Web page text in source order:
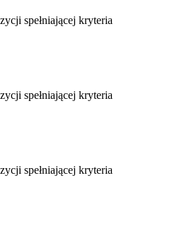
spełniającej kryteria
spełniającej kryteria
spełniającej kryteria